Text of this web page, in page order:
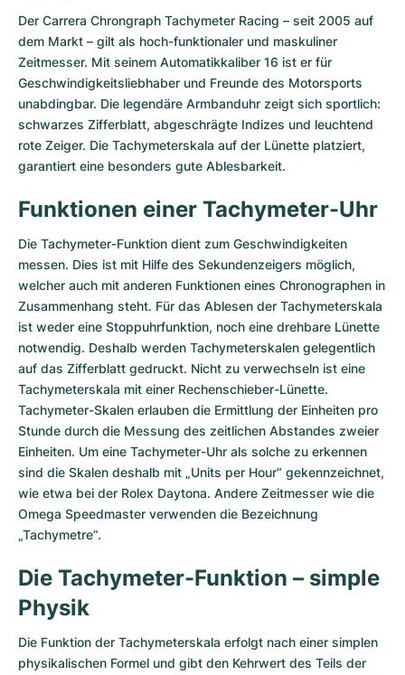
Der Carrera Chrongraph Tachymeter Racing – seit 2005 auf
dem Markt – gilt als hoch-funktionaler und maskuliner
Zeitmesser. Mit seinem Automatikkaliber 16 ist er für
Geschwindigkeitsliebhaber und Freunde des Motorsports
unabdingbar. Die legendäre Armbanduhr zeigt sich sportlich:
schwarzes Zifferblatt, abgeschrägte Indizes und leuchtend
rote Zeiger. Die Tachymeterskala auf der Lünette platziert,
garantiert eine besonders gute Ablesbarkeit.
Funktionen einer Tachymeter-Uhr
Die Tachymeter-Funktion dient zum Geschwindigkeiten
messen. Dies ist mit Hilfe des Sekundenzeigers möglich,
welcher auch mit anderen Funktionen eines Chronographen in
Zusammenhang steht. Für das Ablesen der Tachymeterskala
ist weder eine Stoppuhrfunktion, noch eine drehbare Lünette
notwendig. Deshalb werden Tachymeterskalen gelegentlich
auf das Zifferblatt gedruckt. Nicht zu verwechseln ist eine
Tachymeterskala mit einer Rechenschieber-Lünette.
Tachymeter-Skalen erlauben die Ermittlung der Einheiten pro
Stunde durch die Messung des zeitlichen Abstandes zweier
Einheiten. Um eine Tachymeter-Uhr als solche zu erkennen
sind die Skalen deshalb mit „Units per Hour“ gekennzeichnet,
wie etwa bei der Rolex Daytona. Andere Zeitmesser wie die
Omega Speedmaster verwenden die Bezeichnung
„Tachymetre“.
Die Tachymeter-Funktion – simple
Physik
Die Funktion der Tachymeterskala erfolgt nach einer simplen
physikalischen Formel und gibt den Kehrwert des Teils der